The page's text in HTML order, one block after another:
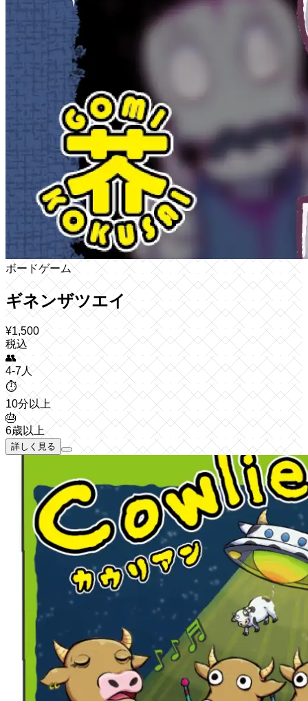
ボードゲーム
ギネンザツエイ
¥1,500
税込
👥
4-7人
⏱️
10分以上
🎂
6歳以上
詳しく見る